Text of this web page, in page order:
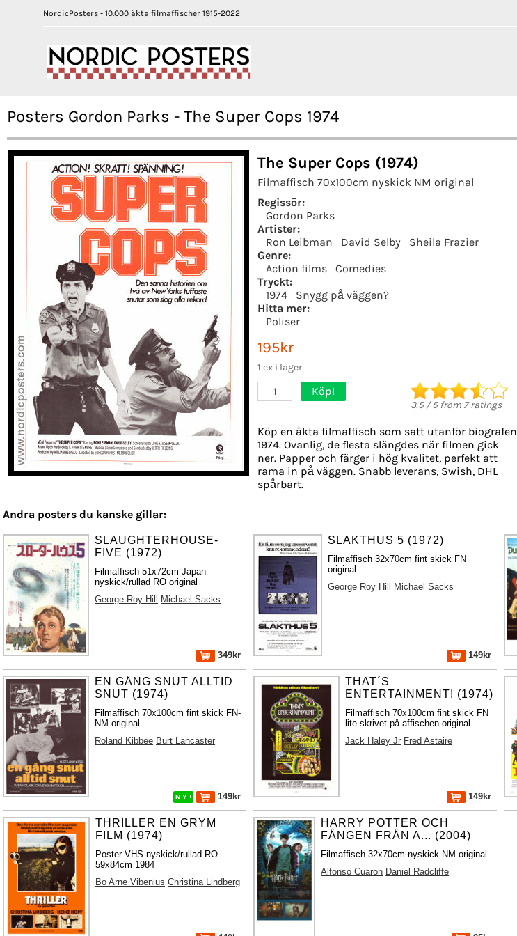
NordicPosters - 10.000 äkta filmaffischer 1915-2022
Posters Gordon Parks - The Super Cops 1974
The Super Cops (1974)
Filmaffisch 70x100cm nyskick NM original
Regissör:
Gordon Parks
Artister:
Ron Leibman
David Selby
Sheila Frazier
Genre:
Action films
Comedies
Tryckt:
1974
Snygg på väggen?
Hitta mer:
Poliser
195kr
1 ex i lager
1 Köp!
3.5/5from 7ratings
Köp en äkta filmaffisch som satt utanför biografen
1974. Ovanlig, de flesta slängdes när filmen gick
ner. Papper och färger i hög kvalitet, perfekt att
rama in på väggen. Snabb leverans, Swish, DHL
spårbart.
Andra posters du kanske gillar:
SLAUGHTERHOUSE-
FIVE (1972)
Filmaffisch 51x72cm Japan
nyskick/rullad RO original
George Roy Hill Michael Sacks
349kr
SLAKTHUS 5 (1972)
Filmaffisch 32x70cm fint skick FN
original
George Roy Hill Michael Sacks
149kr
EN GÅNG SNUT ALLTID
SNUT (1974)
Filmaffisch 70x100cm fint skick FN-
NM original
Roland Kibbee Burt Lancaster
N Y ! 149kr
THAT´S
ENTERTAINMENT! (1974)
Filmaffisch 70x100cm fint skick FN
lite skrivet på affischen original
Jack Haley Jr Fred Astaire
149kr
THRILLER EN GRYM
FILM (1974)
Poster VHS nyskick/rullad RO
59x84cm 1984
Bo Arne Vibenius Christina Lindberg
HARRY POTTER OCH
FÅNGEN FRÅN A... (2004)
Filmaffisch 32x70cm nyskick NM original
Alfonso Cuaron Daniel Radcliffe